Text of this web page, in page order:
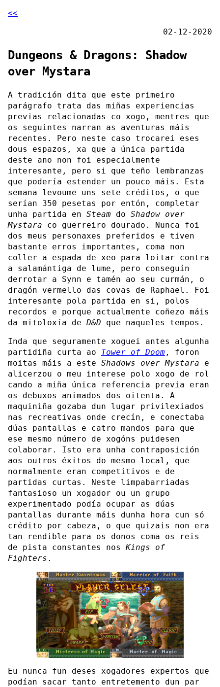
<<
02-12-2020
Dungeons & Dragons: Shadow
over Mystara
A tradición dita que este primeiro
parágrafo trata das miñas experiencias
previas relacionadas co xogo, mentres que
os seguintes narran as aventuras máis
recentes. Pero neste caso trocarei eses
dous espazos, xa que a única partida
deste ano non foi especialmente
interesante, pero si que teño lembranzas
que podería estender un pouco máis. Esta
semana levoume uns sete créditos, o que
serían 350 pesetas por entón, completar
unha partida en Steam do Shadow over
Mystara co guerreiro dourado. Nunca foi
dos meus personaxes preferidos e tiven
bastante erros importantes, coma non
coller a espada de xeo para loitar contra
a salamántiga de lume, pero conseguín
derrotar a Synn e tamén ao seu curmán, o
dragón vermello das covas de Raphael. Foi
interesante pola partida en si, polos
recordos e porque actualmente coñezo máis
da mitoloxía de D&D que naqueles tempos.
Inda que seguramente xoguei antes algunha
partidiña curta ao Tower of Doom , foron
moitas máis a este Shadows over Mystara e
alicerzou o meu interese polo xogo de rol
cando a miña única referencia previa eran
os debuxos animados dos oitenta. A
maquiniña gozaba dun lugar privilexiados
nas recreativas onde crecín, e conectaba
dúas pantallas e catro mandos para que
ese mesmo número de xogóns puidesen
colaborar. Isto era unha contraposición
aos outros éxitos do mesmo local, que
normalmente eran competitivos e de
partidas curtas. Neste limpabarriadas
fantasioso un xogador ou un grupo
experimentado podía ocupar as dúas
pantallas durante máis dunha hora cun só
crédito por cabeza, o que quizais non era
tan rendible para os donos coma os reis
de pista constantes nos Kings of
Fighters .
Eu nunca fun deses xogadores expertos que
podían sacar tanto entretemento dun par